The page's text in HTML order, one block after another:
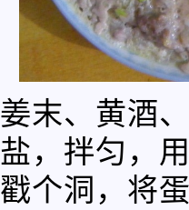
末、黄酒
，拌匀，
戳个洞，将